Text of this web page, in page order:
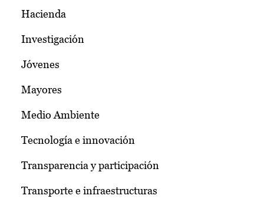
Hacienda
Investigación
Jóvenes
Mayores
Medio Ambiente
Tecnología e innovación
Transparencia y participación
Transporte e infraestructuras